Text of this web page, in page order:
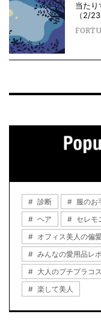
当た
（2/
診断 服のお
ヘア
セレモ
オフィス美人の偏
みんなの愛用品レ
大人のプチプラコ
楽して美人